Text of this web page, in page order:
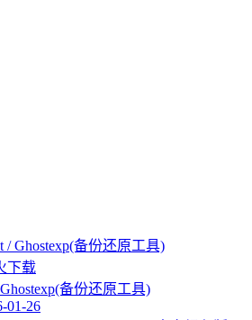
Ghostexp(备份还原工具)
01-26